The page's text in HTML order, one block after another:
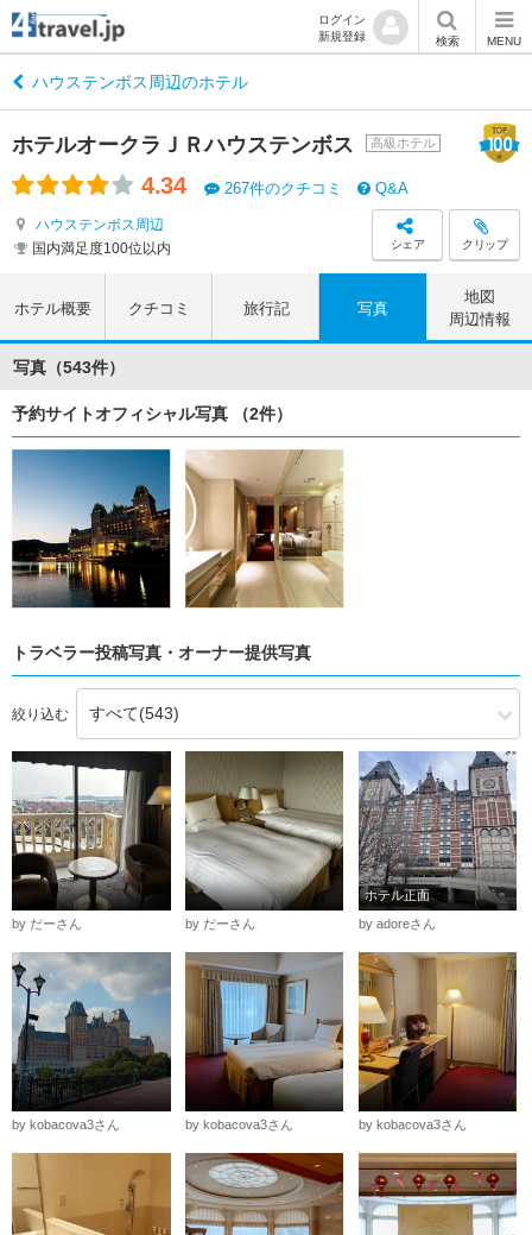
ログイン
新規登録
検索 MENU
ハウステンボス周辺のホテル
ホテルオークラＪＲハウステンボス 高級ホテル
4.34 267件のクチコミ Q&A
ハウステンボス周辺
国内満足度100位以内
シェア クリップ
ホテル概要 クチコミ 旅行記 写真
地図
周辺情報
写真（543件）
予約サイトオフィシャル写真 （2件）
トラベラー投稿写真・オーナー提供写真
絞り込む
by だーさん by だーさん
ホテル正面
by adoreさん
by kobacova3さん by kobacova3さん by kobacova3さん